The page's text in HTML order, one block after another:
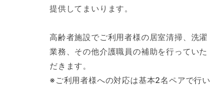
提供してまいります。
高齢者施設でご利用者様の居室清掃、洗濯
業務、その他介護職員の補助を行っていた
だきます。
※ご利用者様への対応は基本2名ペアで行い